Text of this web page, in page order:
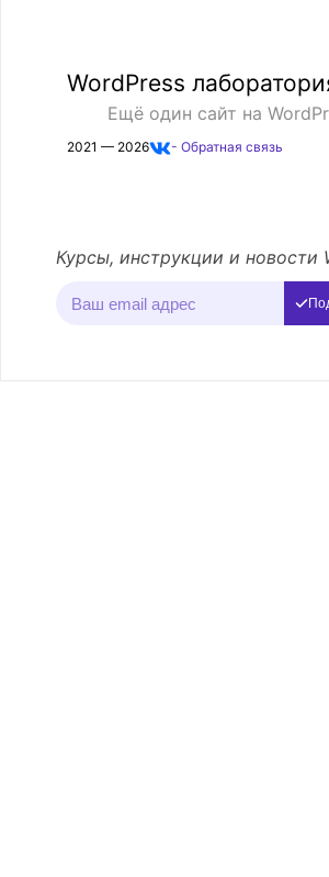
WordPress
Ещё один сайт на
2021 — 2026 - Обратная связь
Курсы, инструкции и новости